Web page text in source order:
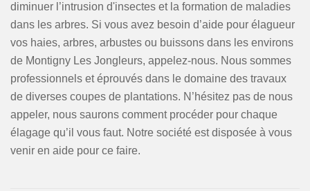
diminuer l’intrusion d'insectes et la formation de maladies
dans les arbres. Si vous avez besoin d’aide pour élagueur
vos haies, arbres, arbustes ou buissons dans les environs
de Montigny Les Jongleurs, appelez-nous. Nous sommes
professionnels et éprouvés dans le domaine des travaux
de diverses coupes de plantations. N’hésitez pas de nous
appeler, nous saurons comment procéder pour chaque
élagage qu’il vous faut. Notre société est disposée à vous
venir en aide pour ce faire.